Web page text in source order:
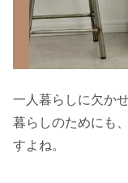
一人暮らしに欠か
暮らしのためにも
すよね。